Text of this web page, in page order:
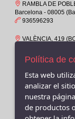
39-
39M
4-6
40M
41
41-
41M
PUMA
BAERCHI, S.A.
POPA
GARVALIN
WIKERS
VICTORIA
Brasileras
RAMBLA DE
Barcelona - 08005
936596293
VALÈNCIA, 419
932319158
VALENCIA, 429 -
- 08013 (Barcelona)
931160095
VALÈNCIA, 391
(Barcelona)
Política de
Esta web
analizar el
nuestra
de productos